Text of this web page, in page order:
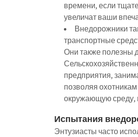
времени, если
увеличат ваши
Внедорожники
транспортные
Они также полезны
предприятия,
позволяя
окружающую среду,
Испытания
Энтузиасты часто